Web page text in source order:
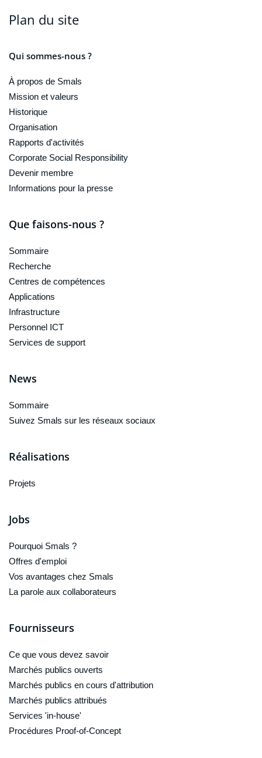
Plan du site
Qui sommes-nous ?
À propos de Smals
Mission et valeurs
Historique
Organisation
Rapports d'activités
Corporate Social Responsibility
Devenir membre
Informations pour la presse
Que faisons-nous ?
Sommaire
Recherche
Centres de compétences
Applications
Infrastructure
Personnel ICT
Services de support
News
Sommaire
Suivez Smals sur les réseaux sociaux
Réalisations
Projets
Jobs
Pourquoi Smals ?
Offres d'emploi
Vos avantages chez Smals
La parole aux collaborateurs
Fournisseurs
Ce que vous devez savoir
Marchés publics ouverts
Marchés publics en cours d'attribution
Marchés publics attribués
Services 'in-house'
Procédures Proof-of-Concept